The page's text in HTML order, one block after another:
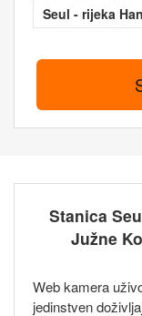
Seul - rijeka
Stanica
Južne
Web kamera
jedinstven